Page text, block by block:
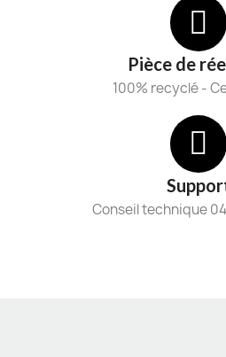
Pièce de
100% recyclé -
Conseil technique